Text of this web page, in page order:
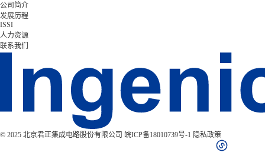
公司简介
发展历程
ISSI
人力资源
联系我们
© 2025 北京君正集成电路股份有限公司 皖ICP备18010739号-1 隐私政策